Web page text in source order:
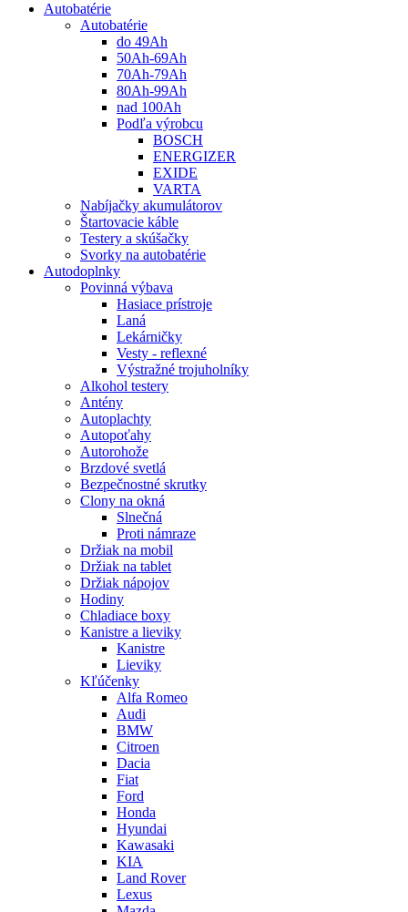
Autobatérie
Autobatérie
do 49Ah
50Ah-69Ah
70Ah-79Ah
80Ah-99Ah
nad 100Ah
Podľa výrobcu
BOSCH
ENERGIZER
EXIDE
VARTA
Nabíjačky akumulátorov
Štartovacie káble
Testery a skúšačky
Svorky na autobatérie
Autodoplnky
Povinná výbava
Hasiace prístroje
Laná
Lekárničky
Vesty - reflexné
Výstražné trojuholníky
Alkohol testery
Antény
Autoplachty
Autopoťahy
Autorohože
Brzdové svetlá
Bezpečnostné skrutky
Clony na okná
Slnečná
Proti námraze
Držiak na mobil
Držiak na tablet
Držiak nápojov
Hodiny
Chladiace boxy
Kanistre a lieviky
Kanistre
Lieviky
Kľúčenky
Alfa Romeo
Audi
BMW
Citroen
Dacia
Fiat
Ford
Honda
Hyundai
Kawasaki
KIA
Land Rover
Lexus